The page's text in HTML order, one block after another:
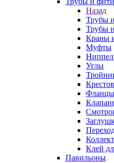
Назад
Трубы
Трубы
Краны
Муфты
Углы
Фланцы
Клей
Павильоны